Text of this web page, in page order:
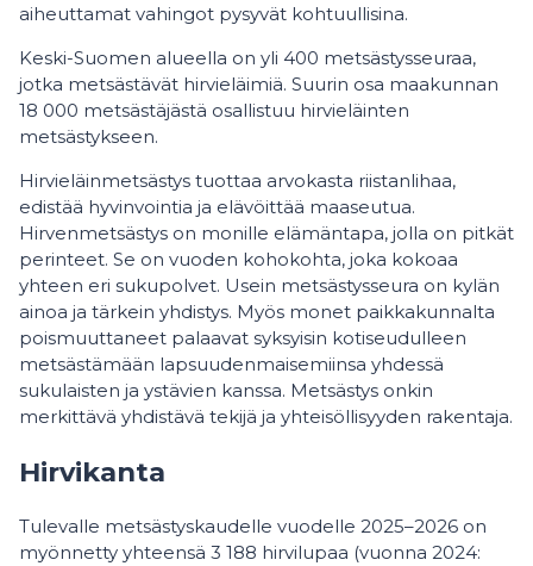
aiheuttamat vahingot pysyvät kohtuullisina.
Keski-Suomen alueella on yli 400 metsästysseuraa,
jotka metsästävät hirvieläimiä. Suurin osa maakunnan
18 000 metsästäjästä osallistuu hirvieläinten
metsästykseen.
Hirvieläinmetsästys tuottaa arvokasta riistanlihaa,
edistää hyvinvointia ja elävöittää maaseutua.
Hirvenmetsästys on monille elämäntapa, jolla on pitkät
perinteet. Se on vuoden kohokohta, joka kokoaa
yhteen eri sukupolvet. Usein metsästysseura on kylän
ainoa ja tärkein yhdistys. Myös monet paikkakunnalta
poismuuttaneet palaavat syksyisin kotiseudulleen
metsästämään lapsuudenmaisemiinsa yhdessä
sukulaisten ja ystävien kanssa. Metsästys onkin
merkittävä yhdistävä tekijä ja yhteisöllisyyden rakentaja.
Hirvikanta
Tulevalle metsästyskaudelle vuodelle 2025–2026 on
myönnetty yhteensä 3 188 hirvilupaa (vuonna 2024: